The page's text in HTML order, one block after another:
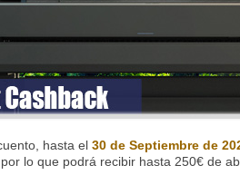
hasta el 30 de Septiembre de
por lo que podrá recibir hasta 250€ de